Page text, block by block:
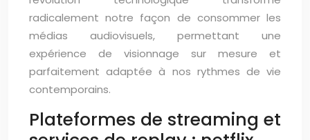
radicalement notre façon de consommer les
médias audiovisuels, permettant une
expérience de visionnage sur mesure et
parfaitement adaptée à nos rythmes de vie
contemporains.
Plateformes de streaming et